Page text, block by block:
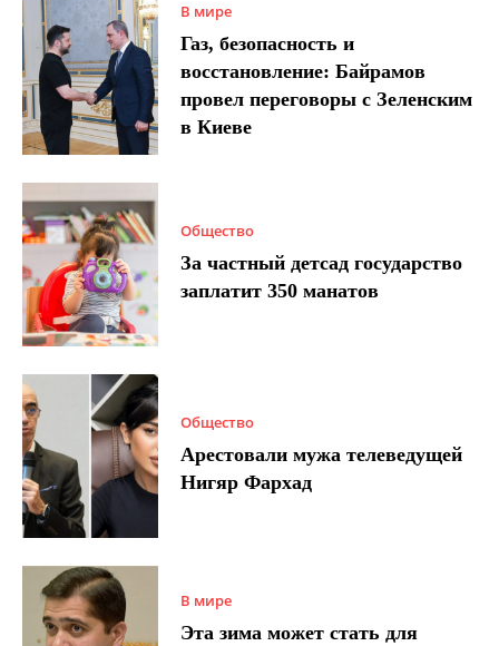
В мире
Газ, безопасность и
восстановление: Байрамов
провел переговоры с Зеленским
в Киеве
Общество
За частный детсад государство
заплатит 350 манатов
Общество
Арестовали мужа телеведущей
Нигяр Фархад
В мире
Эта зима может стать для